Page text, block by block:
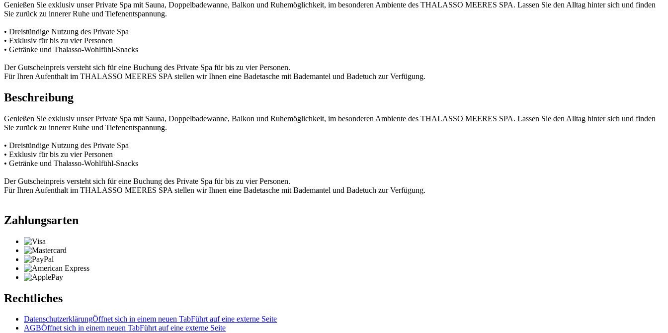
Genießen Sie exklusiv unser Private Spa mit Sauna, Doppelbadewanne, Balkon und Ruhemöglichkeit, im besonderen Ambiente des THALASSO MEERES SPA. Lassen Sie den Alltag hinter sich und finden
Sie zurück zu innerer Ruhe und Tiefenentspannung.
• Dreistündige Nutzung des Private Spa
• Exklusiv für bis zu vier Personen
• Getränke und Thalasso-Wohlfühl-Snacks
Der Gutscheinpreis versteht sich für eine Buchung des Private Spa für bis zu vier Personen.
Für Ihren Aufenthalt im THALASSO MEERES SPA stellen wir Ihnen eine Badetasche mit Bademantel und Badetuch zur Verfügung.
Beschreibung
Genießen Sie exklusiv unser Private Spa mit Sauna, Doppelbadewanne, Balkon und Ruhemöglichkeit, im besonderen Ambiente des THALASSO MEERES SPA. Lassen Sie den Alltag hinter sich und finden
Sie zurück zu innerer Ruhe und Tiefenentspannung.
• Dreistündige Nutzung des Private Spa
• Exklusiv für bis zu vier Personen
• Getränke und Thalasso-Wohlfühl-Snacks
Der Gutscheinpreis versteht sich für eine Buchung des Private Spa für bis zu vier Personen.
Für Ihren Aufenthalt im THALASSO MEERES SPA stellen wir Ihnen eine Badetasche mit Bademantel und Badetuch zur Verfügung.
Zahlungsarten
Rechtliches
DatenschutzerklärungÖffnet sich in einem neuen TabFührt auf eine externe Seite
AGBÖffnet sich in einem neuen TabFührt auf eine externe Seite